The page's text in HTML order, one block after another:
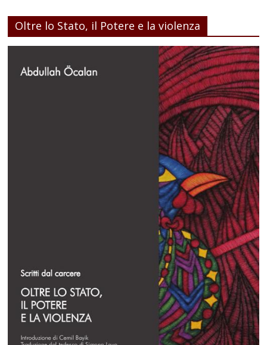
Oltre lo Stato, il Potere e la violenza